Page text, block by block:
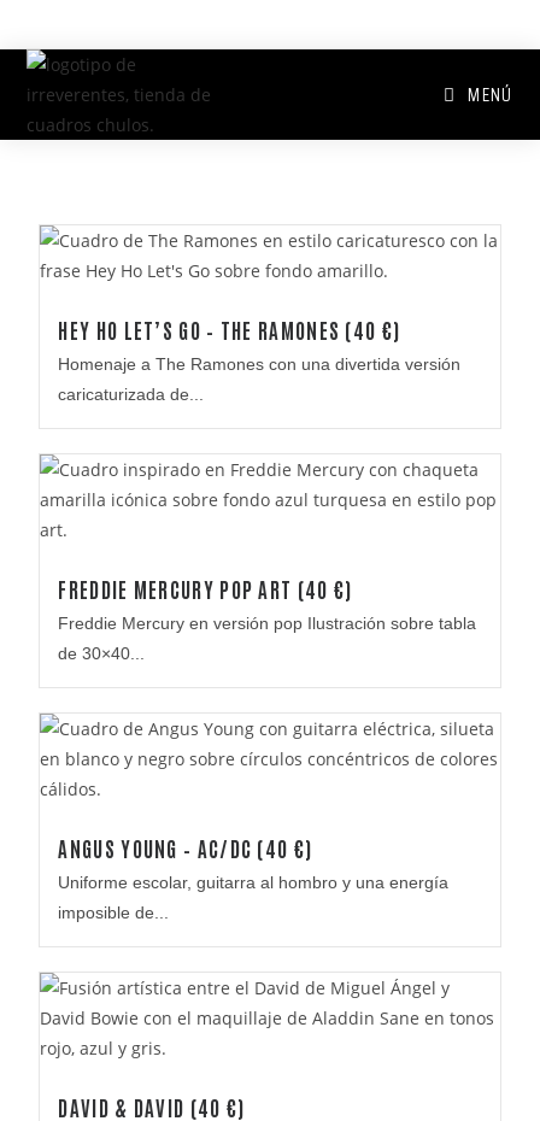
MENÚ
HEY HO LET’S GO – THE RAMONES (40 €)
Homenaje a The Ramones con una divertida versión
caricaturizada de...
FREDDIE MERCURY POP ART (40 €)
Freddie Mercury en versión pop Ilustración sobre tabla
de 30×40...
ANGUS YOUNG – AC/DC (40 €)
Uniforme escolar, guitarra al hombro y una energía
imposible de...
DAVID & DAVID (40 €)